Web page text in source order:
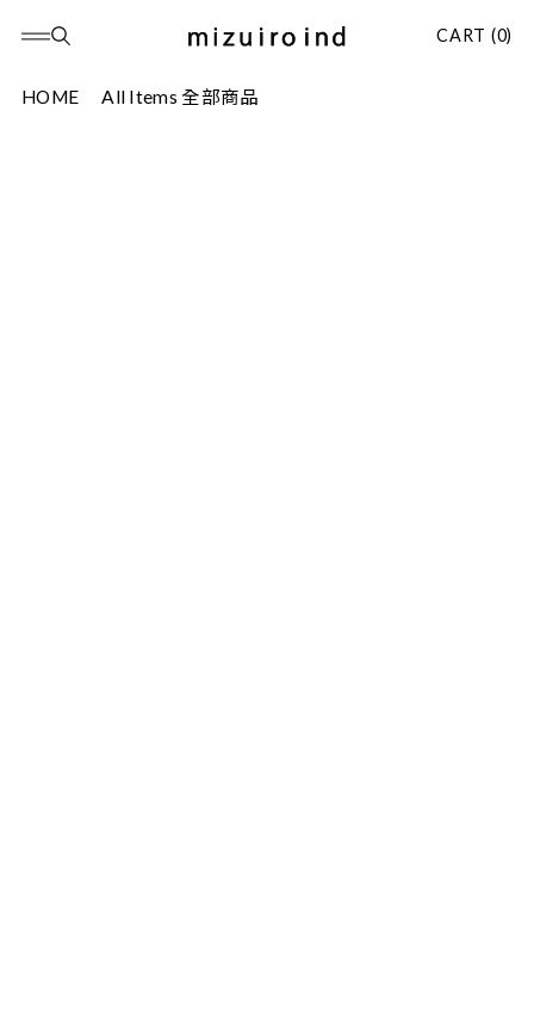
CART (0)
HOME All Items 全部商品